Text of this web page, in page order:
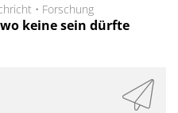
• Forschung
keine sein dürfte